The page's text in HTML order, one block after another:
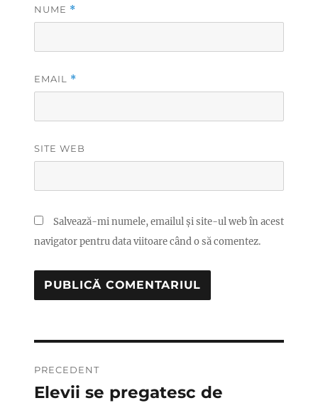
NUME *
EMAIL *
SITE WEB
Salvează-mi numele, emailul și site-ul web în acest
navigator pentru data viitoare când o să comentez.
în
PRECEDENT
Articolul
Elevii se pregatesc de